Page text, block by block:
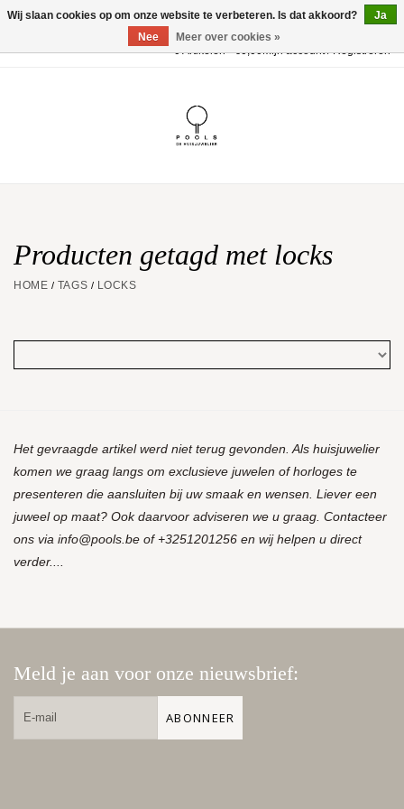
0 Artikelen - €0,00Mijn account / Registreren
Huwelijk
Aanbiedingen
Producten getagd met locks
HOME / TAGS / LOCKS
Het gevraagde artikel werd niet terug gevonden. Als huisjuwelier
komen we graag langs om exclusieve juwelen of horloges te
presenteren die aansluiten bij uw smaak en wensen. Liever een
juweel op maat? Ook daarvoor adviseren we u graag. Contacteer
ons via info@pools.be of +3251201256 en wij helpen u direct
verder....
Meld je aan voor onze nieuwsbrief:
ABONNEER
Wij slaan cookies op om onze website te verbeteren. Is dat akkoord?
Ja
Nee
Meer over cookies »